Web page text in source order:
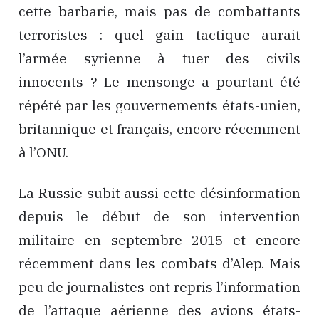
cette barbarie, mais pas de combattants
terroristes : quel gain tactique aurait
l’armée syrienne à tuer des civils
innocents ? Le mensonge a pourtant été
répété par les gouvernements états-unien,
britannique et français, encore récemment
à l’ONU.
La Russie subit aussi cette désinformation
depuis le début de son intervention
militaire en septembre 2015 et encore
récemment dans les combats d’Alep. Mais
peu de journalistes ont repris l’information
de l’attaque aérienne des avions états-